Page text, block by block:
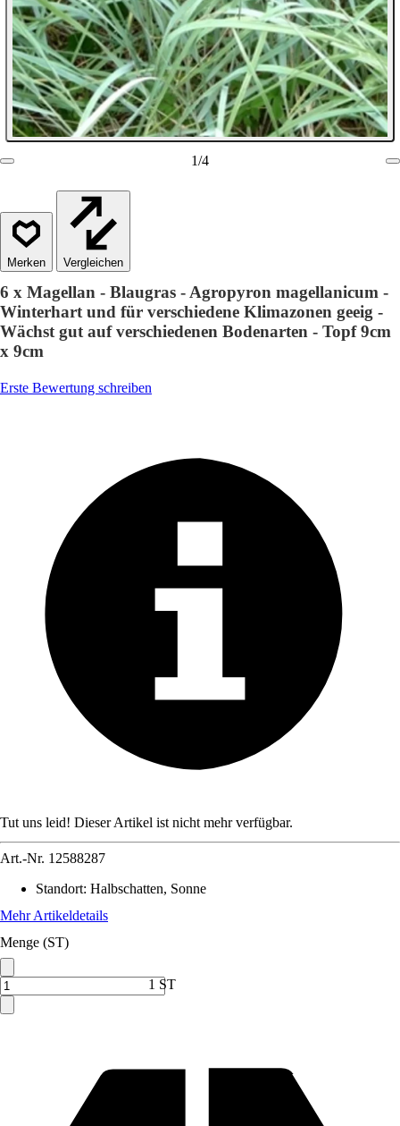
1/4
Vergleichen
6 x Magellan - Blaugras - Agropyron magellanicum -
Winterhart und für verschiedene Klimazonen geeig -
Wächst gut auf verschiedenen Bodenarten - Topf 9cm
x 9cm
Erste Bewertung schreiben
Tut uns leid! Dieser Artikel ist nicht mehr verfügbar.
Art.-Nr. 12588287
Standort: Halbschatten, Sonne
Mehr Artikeldetails
Menge (ST)
1 ST